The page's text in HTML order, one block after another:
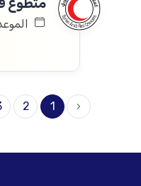
الموعد
‹
1
2